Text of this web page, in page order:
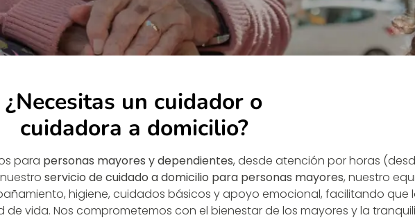
¿Necesitas un cuidador o
cuidadora a domicilio?
para personas mayores y dependientes, desde atención por horas
servicio de cuidado a domicilio para personas mayores, nuestro
higiene, cuidados básicos y apoyo emocional, facilitando que
vida. Nos comprometemos con el bienestar de los mayores y la